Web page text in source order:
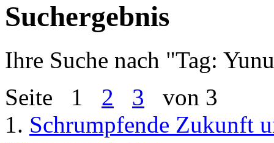
Suchergebnis
Ihre Suche nach "Tag:
Seite 1 2 3 von 3
1. Schrumpfende Zukunft